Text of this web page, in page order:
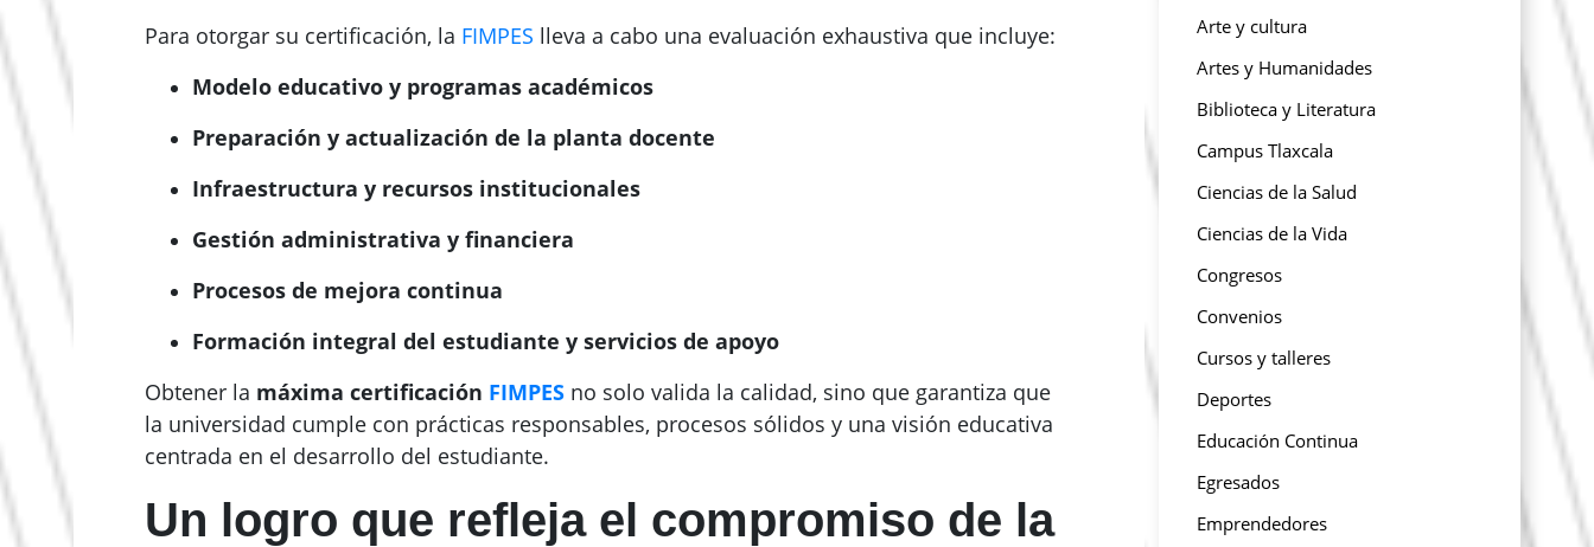
Para otorgar su certificación, la FIMPES lleva a cabo una evaluación exhaustiva que incluye:
Modelo educativo y programas académicos
Preparación y actualización de la planta docente
Infraestructura y recursos institucionales
Gestión administrativa y financiera
Procesos de mejora continua
Formación integral del estudiante y servicios de apoyo
Obtener la máxima certificación FIMPES no solo valida la calidad, sino que garantiza que
la universidad cumple con prácticas responsables, procesos sólidos y una visión educativa
centrada en el desarrollo del estudiante.
Un logro que refleja el compromiso de la
Arte y cultura
Artes y Humanidades
Biblioteca y Literatura
Campus Tlaxcala
Ciencias de la Salud
Ciencias de la Vida
Congresos
Convenios
Cursos y talleres
Deportes
Educación Continua
Egresados
Emprendedores